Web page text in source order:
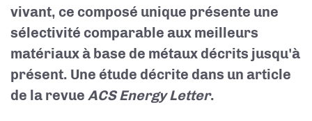
vivant, ce composé unique présente une
sélectivité comparable aux meilleurs
matériaux à base de métaux décrits jusqu'à
présent. Une étude décrite dans un article
de la revue ACS Energy Letter.